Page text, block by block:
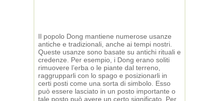
Il popolo Dong mantiene numerose usanze
antiche e tradizionali, anche ai tempi nostri.
Queste usanze sono basate su antichi rituali e
credenze. Per esempio, i Dong erano soliti
rimuovere l’erba o le piante dal terreno,
raggrupparli con lo spago e posizionarli in
certi posti come una sorta di simbolo. Esso
può essere lasciato in un posto importante o
tale posto può avere un certo significato. Per